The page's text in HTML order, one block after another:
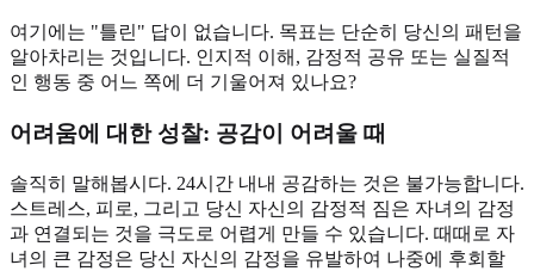
여기에는 "틀린" 답이 없습니다. 목표는 단순히 당신의 패턴을
알아차리는 것입니다. 인지적 이해, 감정적 공유 또는 실질적
인 행동 중 어느 쪽에 더 기울어져 있나요?
어려움에 대한 성찰: 공감이 어려울 때
솔직히 말해봅시다. 24시간 내내 공감하는 것은 불가능합니다.
스트레스, 피로, 그리고 당신 자신의 감정적 짐은 자녀의 감정
과 연결되는 것을 극도로 어렵게 만들 수 있습니다. 때때로 자
녀의 큰 감정은 당신 자신의 감정을 유발하여 나중에 후회할